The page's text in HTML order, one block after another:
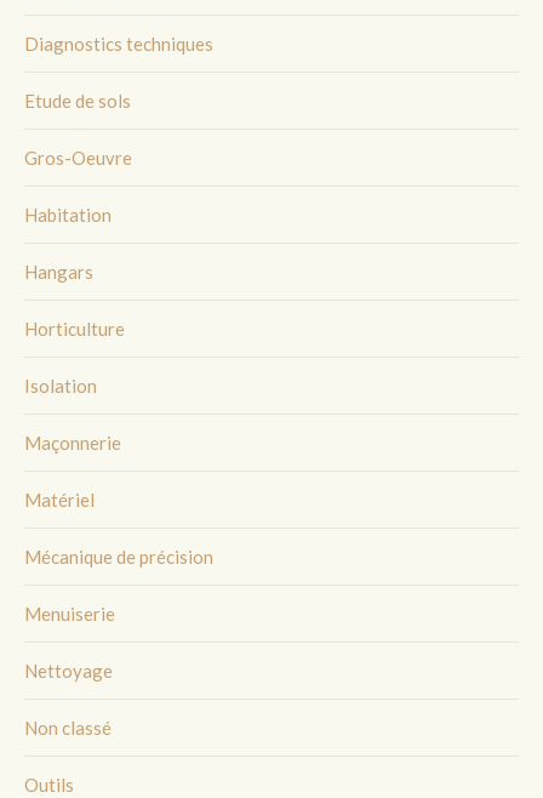
Diagnostics techniques
Etude de sols
Gros-Oeuvre
Habitation
Hangars
Horticulture
Isolation
Maçonnerie
Matériel
Mécanique de précision
Menuiserie
Nettoyage
Non classé
Outils